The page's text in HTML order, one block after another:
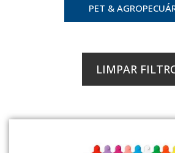
PET &
LIMPAR